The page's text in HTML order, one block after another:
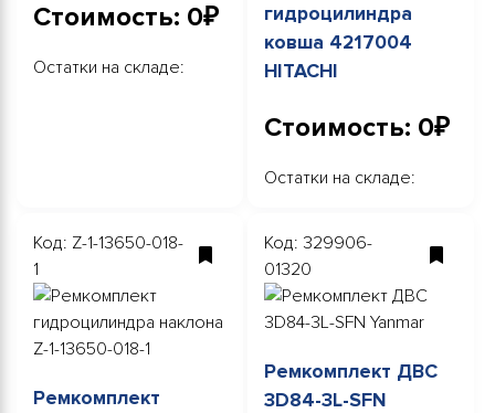
Стоимость: 0₽
Остатки на складе:
гидроцилиндра
ковша 4217004
HITACHI
Стоимость: 0₽
Остатки на складе:
Код: Z-1-13650-018-
1
Ремкомплект
Код: 329906-
01320
Ремкомплект ДВС
3D84-3L-SFN